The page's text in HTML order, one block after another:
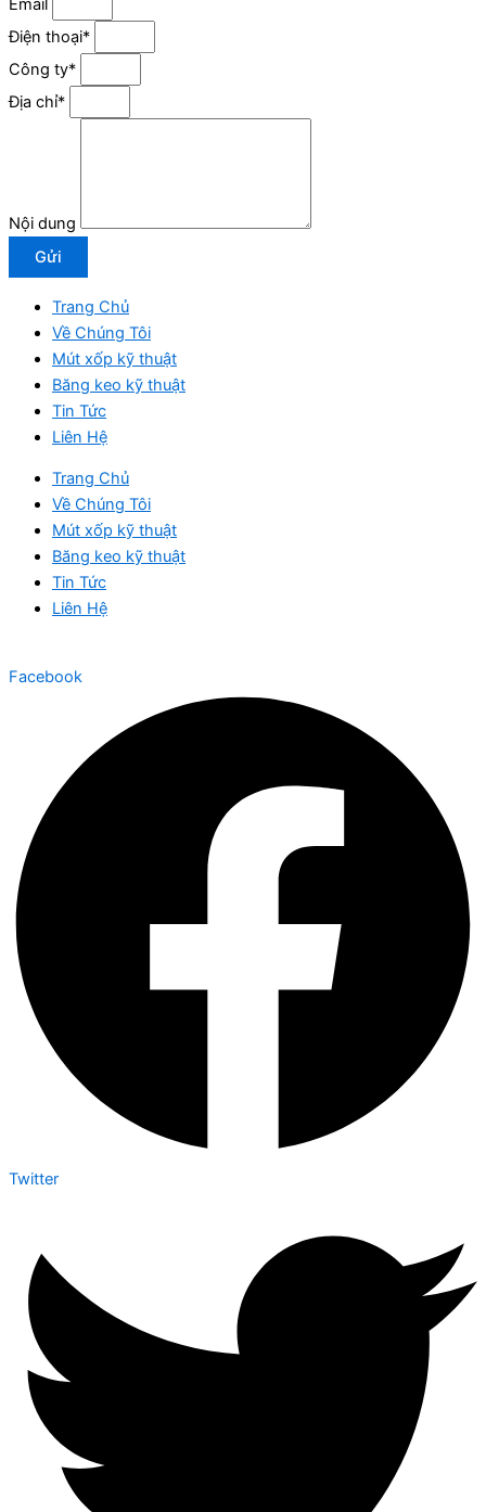
Email
Điện thoại*
Công ty*
Địa chỉ*
Nội dung
Gửi
Trang Chủ
Về Chúng Tôi
Mút xốp kỹ thuật
Băng keo kỹ thuật
Tin Tức
Liên Hệ
Trang Chủ
Về Chúng Tôi
Mút xốp kỹ thuật
Băng keo kỹ thuật
Tin Tức
Liên Hệ
Facebook
Twitter